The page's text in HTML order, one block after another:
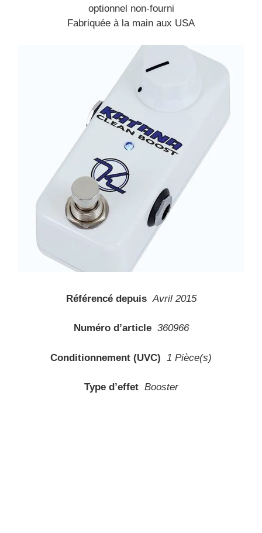
optionnel non-fourni
Fabriquée à la main aux USA
Référencé depuis Avril 2015
Numéro d’article 360966
Conditionnement (UVC) 1 Pièce(s)
Type d’effet Booster